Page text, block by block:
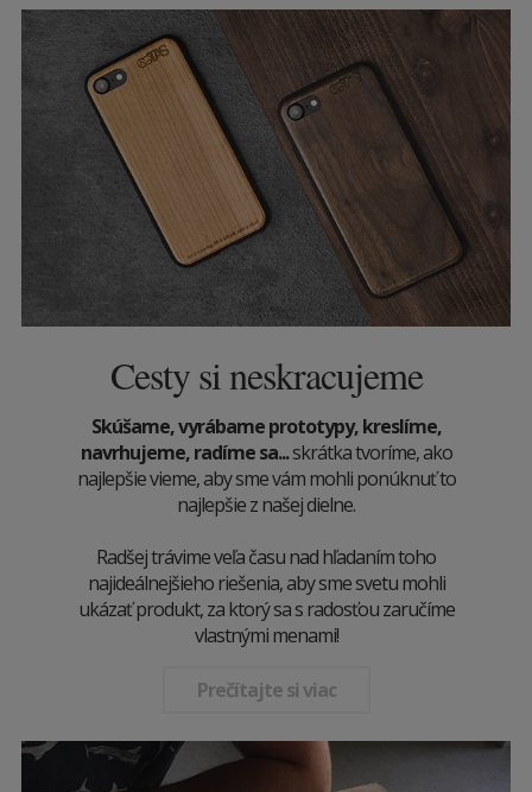
Cesty si neskracujeme
Skúšame, vyrábame prototypy, kreslíme,
navrhujeme, radíme sa...skrátka tvoríme, ako
najlepšie vieme, aby sme vám mohli ponúknuť to
najlepšie z našej dielne.
Radšej trávime veľa času nad hľadaním toho
najideálnejšieho riešenia, aby sme svetu mohli
ukázať produkt, za ktorý sa s radosťou zaručíme
vlastnými menami!
Prečítajte si viac